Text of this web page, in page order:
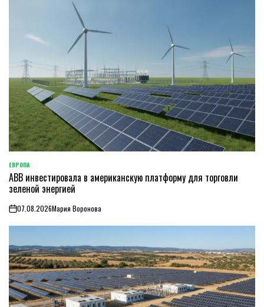
ОПУБЛИКОВАНО
В
ЕВРОПА
ABB инвестировала в американскую платформу для торговли
зеленой энергией
on07.08.2026Мария Воронова